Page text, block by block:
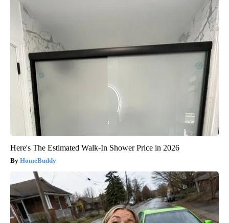
Here's The Estimated Walk-In Shower Price in 2026
HomeBuddy